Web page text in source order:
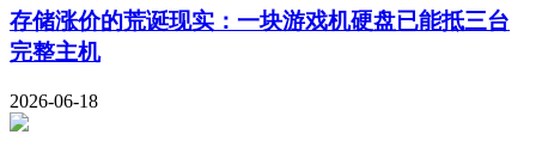
存储涨价的荒诞现实：一块游戏机硬盘已能抵三台
完整主机
2026-06-18